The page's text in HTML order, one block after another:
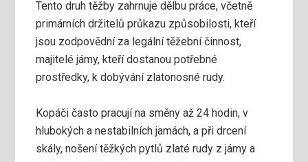
Tento druh těžby zahrnuje dělbu práce, včetně
primárních držitelů průkazu způsobilosti, kteří
jsou zodpovědní za legální těžební činnost,
majitelé jámy, kteří dostanou potřebné
prostředky, k dobývání zlatonosné rudy.
Kopáči často pracují na směny až 24 hodin, v
hlubokých a nestabilních jamách, a při drcení
skály, nošení těžkých pytlů zlaté rudy z jámy a